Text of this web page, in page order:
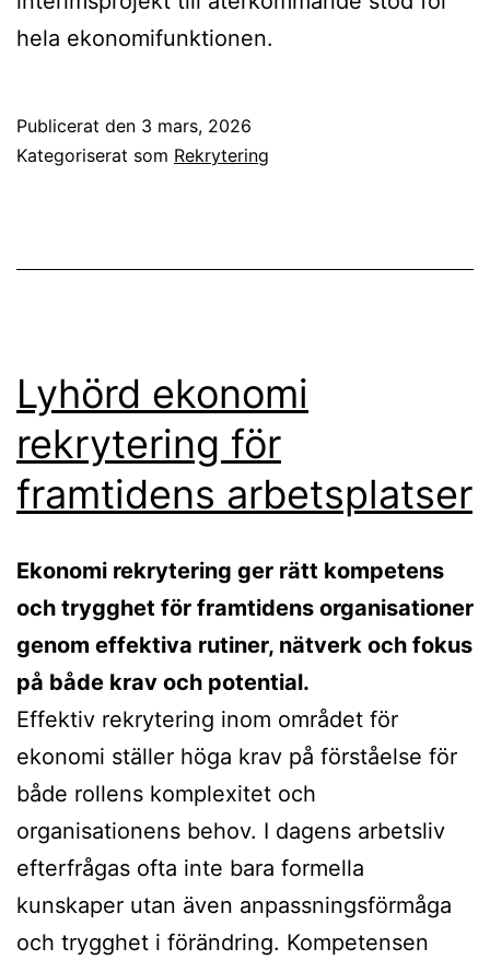
hela ekonomifunktionen.
Publicerat den 3 mars, 2026
Kategoriserat som Rekrytering
Lyhörd ekonomi
rekrytering för
framtidens arbetsplatser
Ekonomi rekrytering ger rätt kompetens
och trygghet för framtidens organisationer
genom effektiva rutiner, nätverk och fokus
på både krav och potential.
Effektiv rekrytering inom området för
ekonomi ställer höga krav på förståelse för
både rollens komplexitet och
organisationens behov. I dagens arbetsliv
efterfrågas ofta inte bara formella
kunskaper utan även anpassningsförmåga
och trygghet i förändring. Kompetensen